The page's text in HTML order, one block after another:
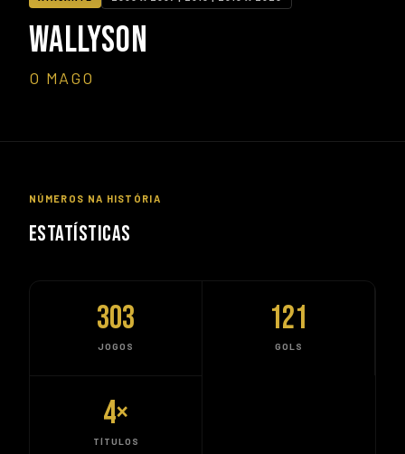
WALLYSON
O MAGO
NÚMEROS NA HISTÓRIA
ESTATÍSTICAS
303
JOGOS
121
GOLS
4×
TÍTULOS